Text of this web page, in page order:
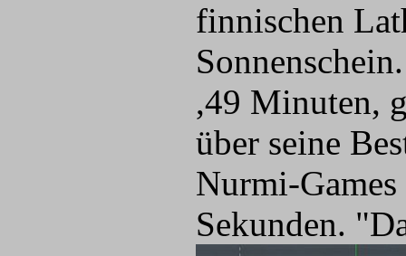
finnischen
,49 Minuten,
über seine
Nurmi-
Sekunden.